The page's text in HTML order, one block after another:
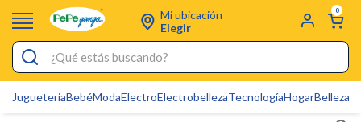
Mi ubicación
Elegir
0
¿Qué estás buscando?
JugueteriaBebéModaElectroElectrobellezaTecnologíaHogarBelleza